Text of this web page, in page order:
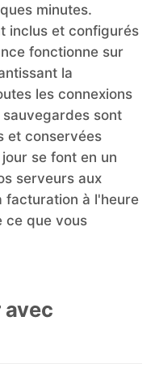
minutes.
inclus et configurés
fonctionne sur
la
les connexions
sont
et conservées
se font en un
serveurs aux
facturation à l'heure
ce que vous
avec